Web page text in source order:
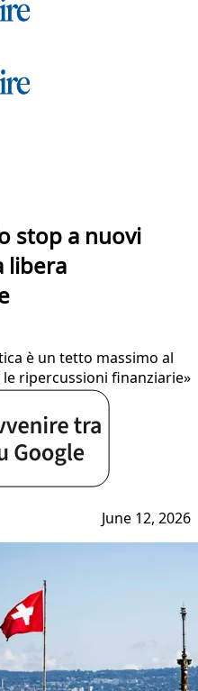
stop a nuovi
libera
è un tetto massimo al
ripercussioni finanziarie»
June 12, 2026